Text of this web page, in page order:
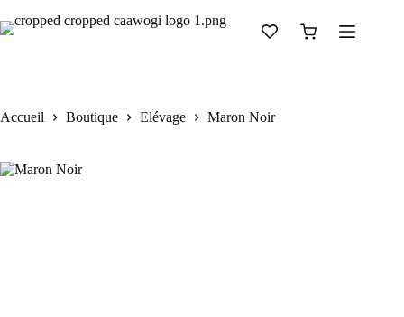
Maron Noir
Ajouter au panier
Accueil Boutique Elévage Maron Noir